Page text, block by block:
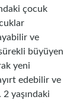
çocuk
ve
büyüyen
yeni
edebilir ve
yaşındaki